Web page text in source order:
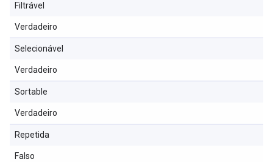
Filtrável
Verdadeiro
Selecionável
Verdadeiro
Sortable
Verdadeiro
Repetida
Falso